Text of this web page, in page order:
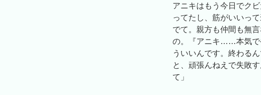
アニキはもう今日でク
ってたし、筋がいいっ
でて。親方も仲間も無
の。『アニキ……本気で
ういいんです。終わる
と、頑張んねえで失敗
て」